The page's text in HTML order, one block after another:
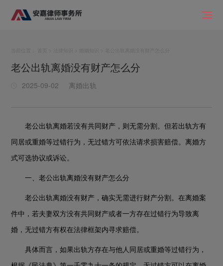
老公出轨离婚没有财产怎么分
2025-09-02 离婚出轨
老公出轨离婚若没有共同财产，则无需分割。但若出轨方有
同居或重婚等过错行为，无过错方可依法请求损害赔偿。离婚方
式可选协议或诉讼。
一、老公出轨离婚没有财产怎么分
老公出轨离婚没有财产，确实无需进行财产分割。在离婚案
件中，若夫妻双方没有共同财产或者一方存在过错行为导致离
婚，无过错方有权在法律框架内寻求赔偿。
具体而言，如果出轨方存在与他人同居或重婚等过错行为，